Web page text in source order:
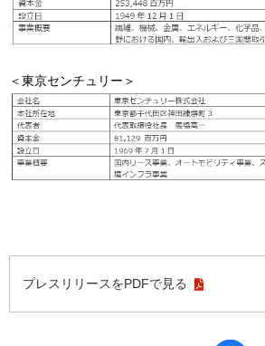
＜東京センチュリー＞
プレスリリースをPDFで見る